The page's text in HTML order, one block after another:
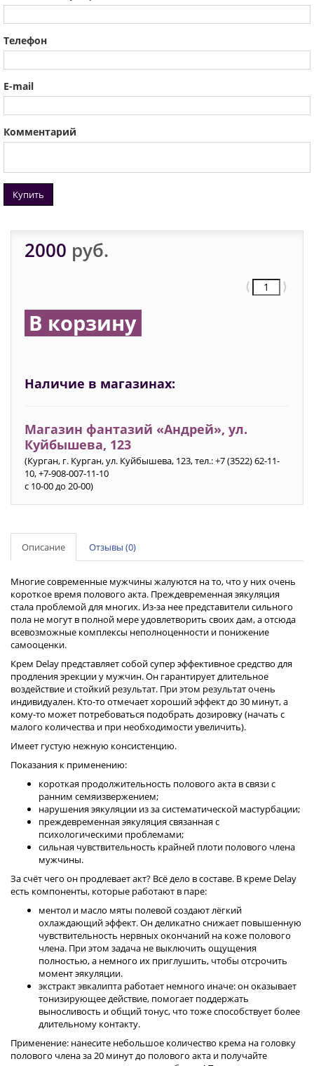
Телефон
E-mail
Комментарий
Купить
2000 руб.
⟨ ⟩
В корзину
Наличие в магазинах:
Магазин фантазий «Андрей», ул.
Куйбышева, 123
(Курган, г. Курган, ул. Куйбышева, 123, тел.: +7 (3522) 62-11-
10, +7-908-007-11-10
с 10-00 до 20-00)
Описание Отзывы (0)
Многие современные мужчины жалуются на то, что у них очень
короткое время полового акта. Преждевременная эякуляция
стала проблемой для многих. Из-за нее представители сильного
пола не могут в полной мере удовлетворить своих дам, а отсюда
всевозможные комплексы неполноценности и понижение
самооценки.
Крем Delay представляет собой супер эффективное средство для
продления эрекции у мужчин. Он гарантирует длительное
воздействие и стойкий результат. При этом результат очень
индивидуален. Кто-то отмечает хороший эффект до 30 минут, а
кому-то может потребоваться подобрать дозировку (начать с
малого количества и при необходимости увеличить).
Имеет густую нежную консистенцию.
Показания к применению:
короткая продолжительность полового акта в связи с
ранним семяизвержением;
нарушения эякуляции из за систематической мастурбации;
преждевременная эякуляция связанная с
психологическими проблемами;
сильная чувствительность крайней плоти полового члена
мужчины.
За счёт чего он продлевает акт? Всё дело в составе. В креме Delay
есть компоненты, которые работают в паре:
ментол и масло мяты полевой создают лёгкий
охлаждающий эффект. Он деликатно снижает повышенную
чувствительность нервных окончаний на коже полового
члена. При этом задача не выключить ощущения
полностью, а немного их приглушить, чтобы отсрочить
момент эякуляции.
экстракт эвкалипта работает немного иначе: он оказывает
тонизирующее действие, помогает поддержать
выносливость и общий тонус, что тоже способствует более
длительному контакту.
Применение: нанесите небольшое количество крема на головку
полового члена за 20 минут до полового акта и получайте